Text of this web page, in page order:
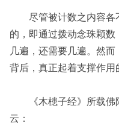
尽管被计数之内容各
的，即通过拨动念珠颗
几遍，还需要几遍。然
背后，真正起着支撑作用
《木槵子经》所载佛
云：